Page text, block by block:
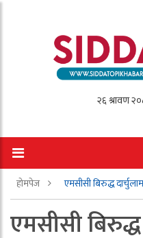
होमपेज एमसीसी बिरुद्ध
एमसीसी